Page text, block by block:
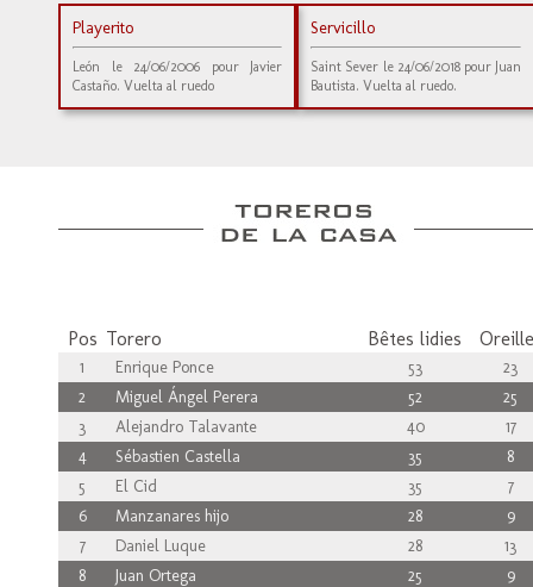
Playerito
León le 24/06/2006 pour Javier
Castaño. Vuelta al ruedo
Servicillo
Saint Sever le 24/06/2018 pour Juan
Bautista. Vuelta al ruedo.
Pos Torero Bêtes lidies
1 Enrique Ponce 53
23
2
Miguel Ángel Perera 52
25
3
Alejandro Talavante 40
17
4
Sébastien Castella 35
8
5
El Cid 35
7
6
Manzanares hijo 28
9
7
Daniel Luque 28
13
8
Juan Ortega 25
9